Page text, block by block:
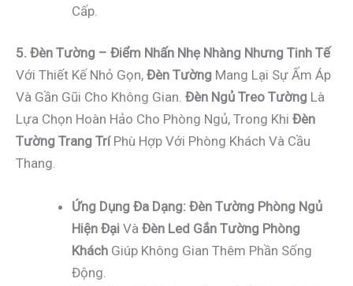
Cấp.
5. Đèn Tường – Điểm Nhấn Nhẹ Nhàng Nhưng Tinh Tế
Với Thiết Kế Nhỏ Gọn, Đèn Tường Mang Lại Sự Ấm Áp
Và Gần Gũi Cho Không Gian. Đèn Ngủ Treo Tường Là
Lựa Chọn Hoàn Hảo Cho Phòng Ngủ, Trong Khi Đèn
Tường Trang TríPhù Hợp Với Phòng Khách Và Cầu
Thang.
Ứng Dụng Đa Dạng: Đèn Tường Phòng Ngủ
Hiện Đại Và Đèn Led Gắn Tường Phòng
Khách Giúp Không Gian Thêm Phần Sống
Động.